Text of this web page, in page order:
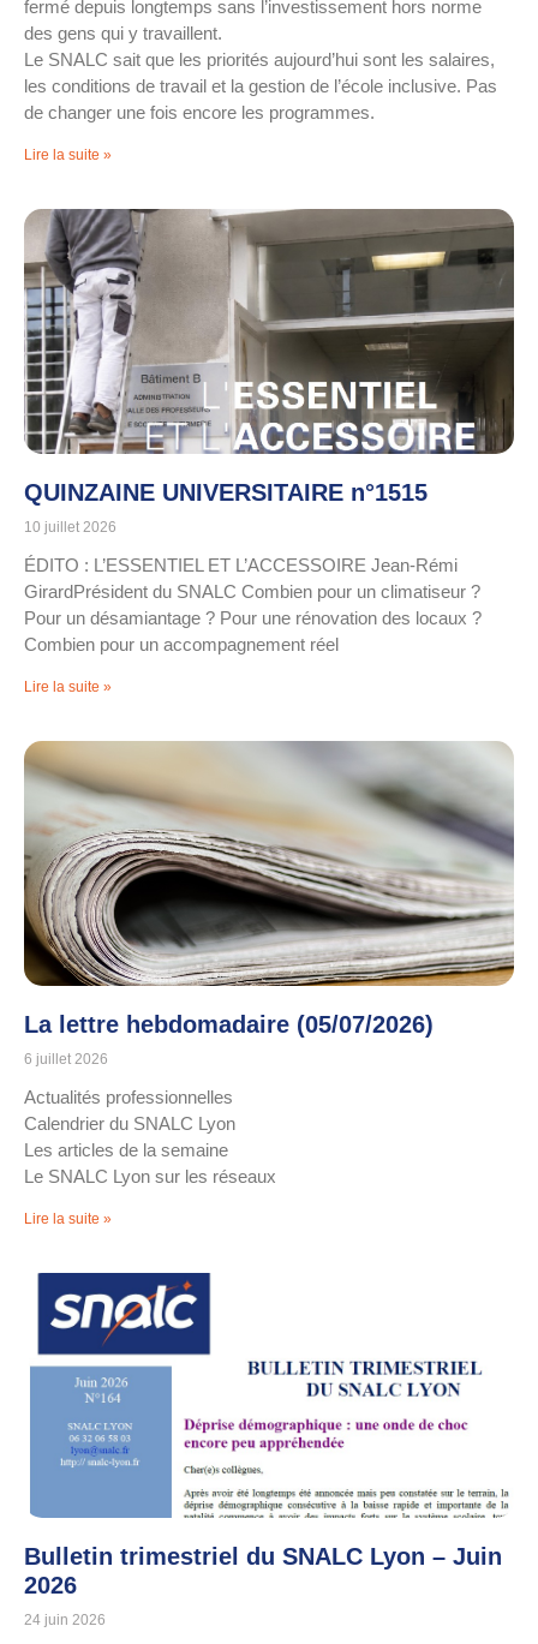
fermé depuis longtemps sans l’investissement hors norme
des gens qui y travaillent.
Le SNALC sait que les priorités aujourd’hui sont les salaires,
les conditions de travail et la gestion de l’école inclusive. Pas
de changer une fois encore les programmes.
Lire la suite »
QUINZAINE UNIVERSITAIRE n°1515
10 juillet 2026
ÉDITO : L’ESSENTIEL ET L’ACCESSOIRE Jean-Rémi
GirardPrésident du SNALC Combien pour un climatiseur ?
Pour un désamiantage ? Pour une rénovation des locaux ?
Combien pour un accompagnement réel
Lire la suite »
La lettre hebdomadaire (05/07/2026)
6 juillet 2026
Actualités professionnelles
Calendrier du SNALC Lyon
Les articles de la semaine
Le SNALC Lyon sur les réseaux
Lire la suite »
Bulletin trimestriel du SNALC Lyon – Juin
2026
24 juin 2026